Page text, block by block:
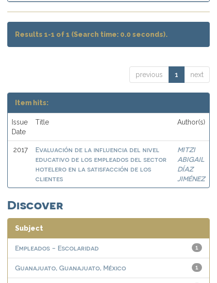
Results 1-1 of 1 (Search time: 0.0 seconds).
previous 1 next
Item hits:
Issue
Date
Title Author(s)
2017
Evaluación de la influencia del nivel
educativo de los empleados del sector
hotelero en la satisfacción de los
clientes
MITZI
ABIGAIL
DÍAZ
JIMÉNEZ
Discover
Subject
1
Empleados - Escolaridad
1
Guanajuato, Guanajuato, México